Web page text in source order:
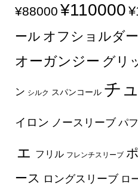
¥88000 ¥110000
ール オフショルダー
オーガンジー グリ
ン シルク スパンコール チ
イロン ノースリーブ パ
ェ フリル フレンチスリーブ
ース ロングスリーブ ロ